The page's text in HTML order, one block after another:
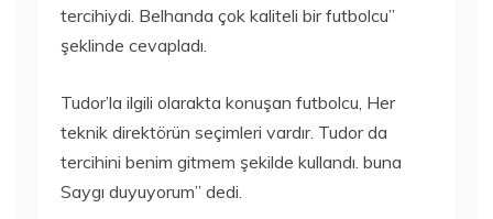
tercihiydi. Belhanda çok kaliteli bir futbolcu”
şeklinde cevapladı.
Tudor’la ilgili olarakta konuşan futbolcu, Her
teknik direktörün seçimleri vardır. Tudor da
tercihini benim gitmem şekilde kullandı. buna
Saygı duyuyorum” dedi.